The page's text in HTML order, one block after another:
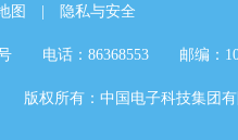
图 隐私与安全
号 电话：86368553 邮编：
版权所有：中国电子科技集团